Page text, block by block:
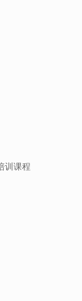
训课程